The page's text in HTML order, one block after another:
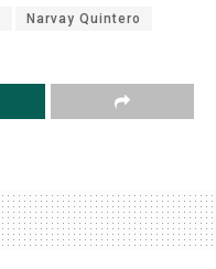
Narvay Quintero